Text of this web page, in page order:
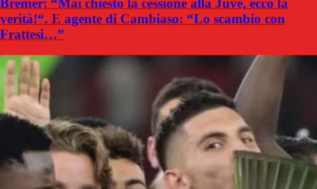
Bremer: “Mai chiesto la cessione alla Juve, ecco la
verità!“. E agente di Cambiaso: “Lo scambio con
Frattesi…”